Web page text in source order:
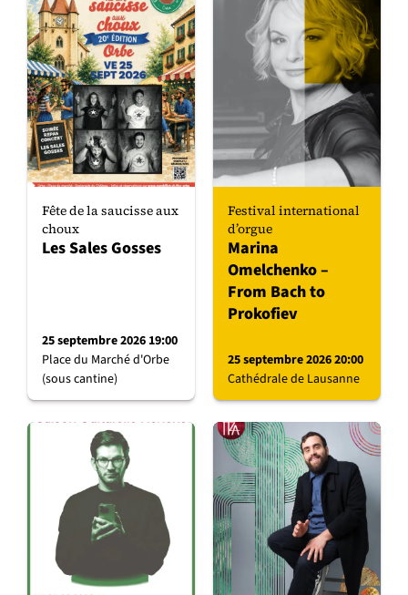
Fête de la saucisse aux
choux
Les Sales Gosses
25 septembre 2026 19:00
Place du Marché d'Orbe
(sous cantine)
Festival international
d’orgue
Marina
Omelchenko –
From Bach to
Prokofiev
25 septembre 2026 20:00
Cathédrale de Lausanne